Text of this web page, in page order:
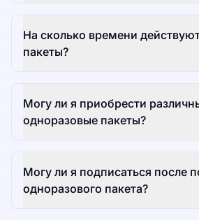
На сколько времени
пакеты?
Могу ли я приобрести
одноразовые пакеты?
Могу ли я подписаться после
одноразового пакета?